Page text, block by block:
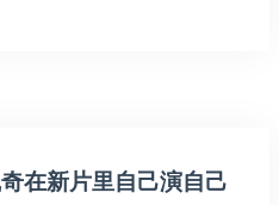
在新片里自己演自己